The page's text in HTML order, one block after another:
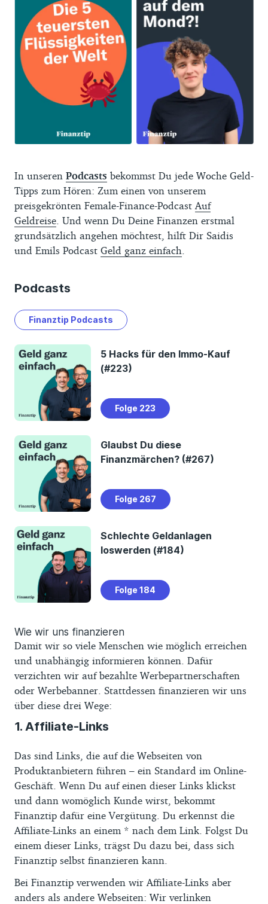
In unseren Podcasts bekommst Du jede Woche Geld-
Tipps zum Hören: Zum einen von unserem
preisgekrönten Female-Finance-Podcast Auf
Geldreise . Und wenn Du Deine Finanzen erstmal
grundsätzlich angehen möchtest, hilft Dir Saidis
und Emils Podcast Geld ganz einfach
Podcasts
Finanztip Podcasts
5 Hacks für den Immo-Kauf
(#223)
Folge 223
Glaubst Du diese
Finanzmärchen? (#267)
Folge 267
Schlechte Geldanlagen
loswerden (#184)
Folge 184
Wie wir uns finanzieren
Damit wir so viele Menschen wie möglich erreichen
und unabhängig informieren können. Dafür
verzichten wir auf bezahlte Werbepartnerschaften
oder Werbebanner. Stattdessen finanzieren wir uns
über diese drei Wege:
1. Affiliate-Links
Das sind Links, die auf die Webseiten von
Produktanbietern führen – ein Standard im Online-
Geschäft. Wenn Du auf einen dieser Links klickst
und dann womöglich Kunde wirst, bekommt
Finanztip dafür eine Vergütung. Du erkennst die
Affiliate-Links an einem * nach dem Link. Folgst Du
einem dieser Links, trägst Du dazu bei, dass sich
Finanztip selbst finanzieren kann.
Bei Finanztip verwenden wir Affiliate-Links aber
anders als andere Webseiten: Wir verlinken